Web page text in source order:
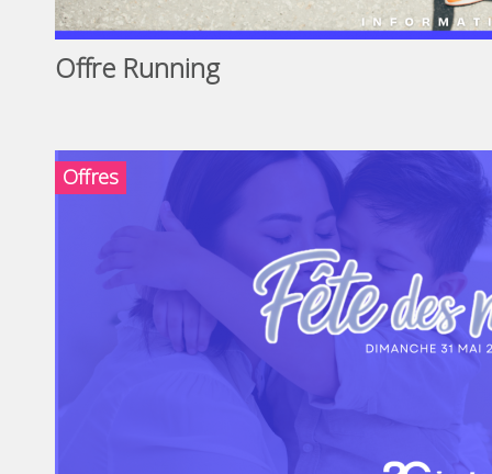
Offre Running
Offres